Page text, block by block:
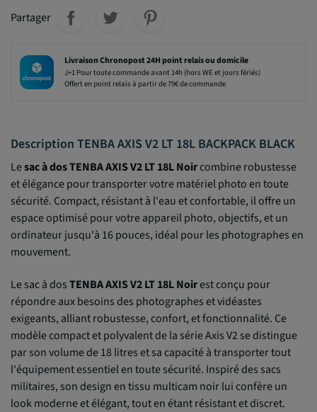
Partager
Livraison Chronopost 24H point relais ou domicile
J+1 Pour toute commande avant 14h (hors WE et jours fériés)
Offert en point relais à partir de 79€ de commande
Description TENBA AXIS V2 LT 18L BACKPACK BLACK
Lesac à dos TENBA AXIS V2 LT 18L Noircombine robustesse
et élégance pour transporter votre matériel photo en toute
sécurité. Compact, résistant à l'eau et confortable, il offre un
espace optimisé pour votre appareil photo, objectifs, et un
ordinateur jusqu'à 16 pouces, idéal pour les photographes en
mouvement.
Le sac à dosTENBA AXIS V2 LT 18L Noirest conçu pour
répondre aux besoins des photographes et vidéastes
exigeants, alliant robustesse, confort, et fonctionnalité. Ce
modèle compact et polyvalent de la série Axis V2 se distingue
par son volume de 18 litres et sa capacité à transporter tout
l'équipement essentiel en toute sécurité. Inspiré des sacs
militaires, son design en tissu multicam noir lui confère un
look moderne et élégant, tout en étant résistant et discret.